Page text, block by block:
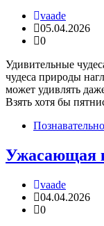
vaade
05.04.2026
0
Удивительные
чудеса природы
может удивлять
Взять хотя бы
Ужасающая
vaade
04.04.2026
0